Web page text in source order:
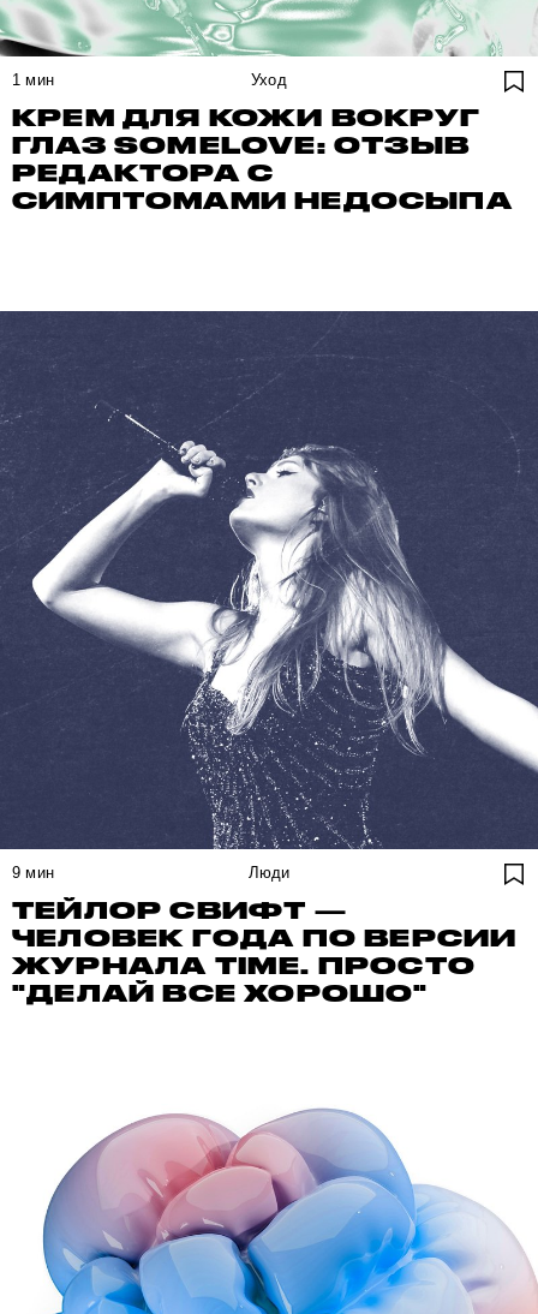
1 мин Уход
КРЕМ ДЛЯ КОЖИ ВОКРУГ
ГЛАЗ SOMELOVE: ОТЗЫВ
РЕДАКТОРА С
СИМПТОМАМИ НЕДОСЫПА
9 мин Люди
ТЕЙЛОР СВИФТ —
ЧЕЛОВЕК ГОДА ПО ВЕРСИИ
ЖУРНАЛА TIME. ПРОСТО
"ДЕЛАЙ ВСЕ ХОРОШО"